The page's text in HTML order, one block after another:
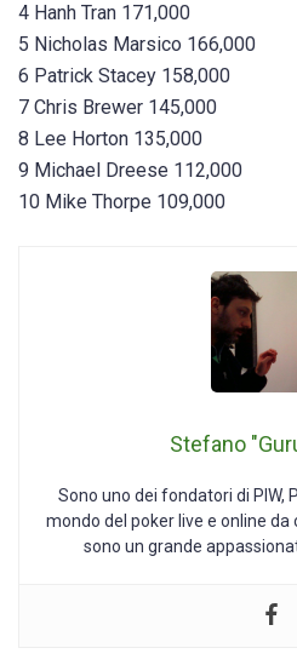
4 Hanh Tran 171,000
5 Nicholas Marsico 166,000
6 Patrick Stacey 158,000
7 Chris Brewer 145,000
8 Lee Horton 135,000
9 Michael Dreese 112,000
10 Mike Thorpe 109,000
Stefano
Sono uno dei fondatori di PIW,
mondo del poker live e online da
sono un grande